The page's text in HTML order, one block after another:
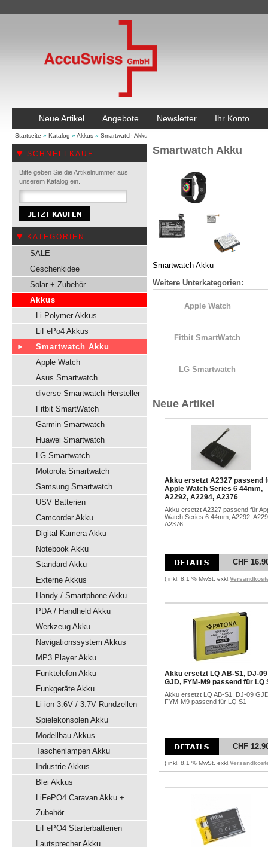
Neue Artikel Angebote Newsletter Ihr Konto
Startseite » Katalog » Akkus » Smartwatch Akku
SCHNELLKAUF
Bitte geben Sie die Artikelnummer aus
unserem Katalog ein.
KATEGORIEN
SALE
Geschenkidee
Solar + Zubehör
Akkus
Li-Polymer Akkus
LiFePo4 Akkus
Smartwatch Akku
Apple Watch
Asus Smartwatch
diverse Smartwatch Hersteller
Fitbit SmartWatch
Garmin Smartwatch
Huawei Smartwatch
LG Smartwatch
Motorola Smartwatch
Samsung Smartwatch
USV Batterien
Camcorder Akku
Digital Kamera Akku
Notebook Akku
Standard Akku
Externe Akkus
Handy / Smartphone Akku
PDA / Handheld Akku
Werkzeug Akku
Navigationssystem Akkus
MP3 Player Akku
Funktelefon Akku
Funkgeräte Akku
Li-ion 3.6V / 3.7V Rundzellen
Spielekonsolen Akku
Modellbau Akkus
Taschenlampen Akku
Industrie Akkus
Blei Akkus
LiFePO4 Caravan Akku +
Zubehör
LiFePO4 Starterbatterien
Lautsprecher Akku
Smartwatch Akku
Smartwatch Akku
Weitere Unterkategorien:
Apple Watch
Fitbit SmartWatch
LG Smartwatch
Neue Artikel
Akku ersetzt A2327 passend
Apple Watch Series 6 44mm,
A2292, A2294, A2376
Akku ersetzt A2327 passend für
Watch Series 6 44mm, A2292,
A2376
CHF
( inkl. 8.1 % MwSt. exkl.
Akku ersetzt LQ AB-S1, DJ-09
GJD, FYM-M9 passend für LQ
Akku ersetzt LQ AB-S1, DJ-09
FYM-M9 passend für LQ S1
CHF
( inkl. 8.1 % MwSt. exkl.